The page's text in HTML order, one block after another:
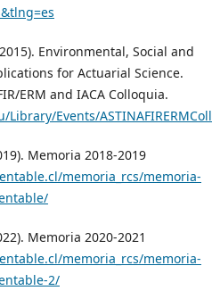
Environmental, Social and
for Actuarial Science.
ERM and IACA Colloquia.
Events/
Memoria 2018-2019
memoria_rcs/memoria-
Memoria 2020-2021
memoria_rcs/memoria-
2/